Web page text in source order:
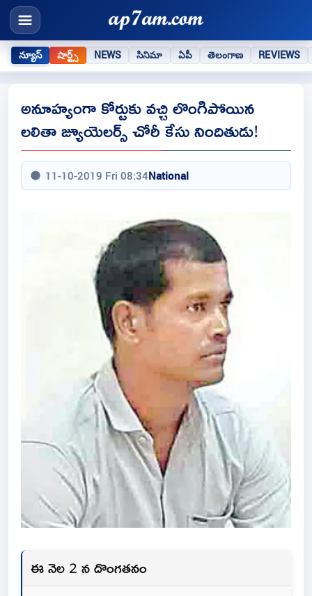
న్యూస్ షార్ట్స్ NEWS సినిమా ఏపీ తెలంగాణ REVIEWS
అనూహ్యంగా కోర్టుకు వచ్చి లొంగిపోయిన
లలితా జ్యూయెలర్స్ చోరీ కేసు నిందితుడు!
11-10-2019 Fri 08:34National
ఈ నెల 2 న దొంగతనం